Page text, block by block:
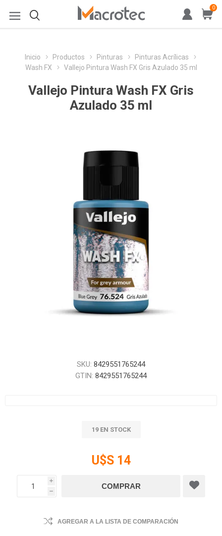
0
Inicio Productos Pinturas
Pinturas Acrílicas
Wash FX
Vallejo Pintura Wash FX Gris Azulado 35 ml
Vallejo Pintura Wash FX Gris
Azulado 35 ml
SKU: 8429551765244
GTIN: 8429551765244
19 EN STOCK
U$S 14
i
h
AGREGAR A LA LISTA DE COMPARACIÓN